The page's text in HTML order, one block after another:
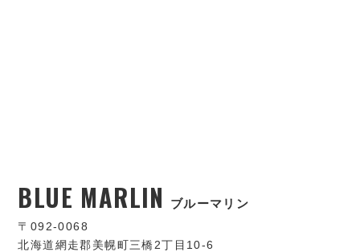
BLUE MARLIN ブルーマリン
〒092-0068
北海道網走郡美幌町三橋2丁目10-6